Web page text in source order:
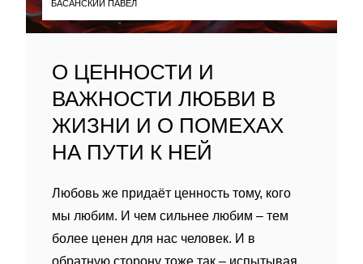
БАСАНСКИЙ ПАВЕЛ
О ЦЕННОСТИ И
ВАЖНОСТИ ЛЮБВИ В
ЖИЗНИ И О ПОМЕХАХ
НА ПУТИ К НЕЙ
Любовь же придаёт ценность тому, кого
мы любим. И чем сильнее любим – тем
более ценен для нас человек. И в
обратную сторону тоже так – испытывая